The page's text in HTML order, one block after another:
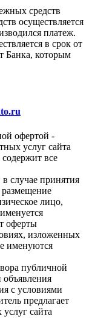
средств
осуществляется
платеж.
в срок от
Банка, которым
офертой -
услуг сайта
все
случае принятия
лицо,
оферты
изложенных
именуются
публичной
объявления
с условиями
предлагает
сайта